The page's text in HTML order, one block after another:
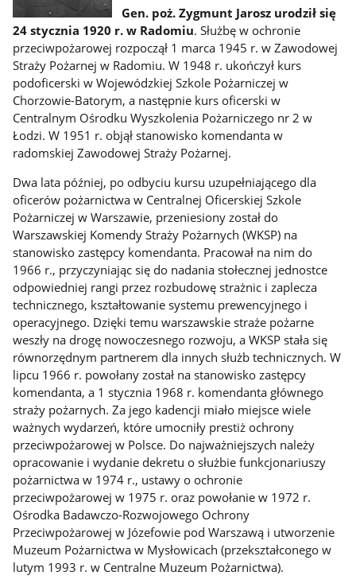
Gen. poż. Zygmunt Jarosz urodził się
24 stycznia 1920 r. w Radomiu. Służbę w ochronie
przeciwpożarowej rozpoczął 1 marca 1945 r. w Zawodowej
Straży Pożarnej w Radomiu. W 1948 r. ukończył kurs
podoficerski w Wojewódzkiej Szkole Pożarniczej w
Chorzowie-Batorym, a następnie kurs oficerski w
Centralnym Ośrodku Wyszkolenia Pożarniczego nr 2 w
Łodzi. W 1951 r. objął stanowisko komendanta w
radomskiej Zawodowej Straży Pożarnej.
Dwa lata później, po odbyciu kursu uzupełniającego dla
oficerów pożarnictwa w Centralnej Oficerskiej Szkole
Pożarniczej w Warszawie, przeniesiony został do
Warszawskiej Komendy Straży Pożarnych (WKSP) na
stanowisko zastępcy komendanta. Pracował na nim do
1966 r., przyczyniając się do nadania stołecznej jednostce
odpowiedniej rangi przez rozbudowę strażnic i zaplecza
technicznego, kształtowanie systemu prewencyjnego i
operacyjnego. Dzięki temu warszawskie straże pożarne
weszły na drogę nowoczesnego rozwoju, a WKSP stała się
równorzędnym partnerem dla innych służb technicznych. W
lipcu 1966 r. powołany został na stanowisko zastępcy
komendanta, a 1 stycznia 1968 r. komendanta głównego
straży pożarnych. Za jego kadencji miało miejsce wiele
ważnych wydarzeń, które umocniły prestiż ochrony
przeciwpożarowej w Polsce. Do najważniejszych należy
opracowanie i wydanie dekretu o służbie funkcjonariuszy
pożarnictwa w 1974 r., ustawy o ochronie
przeciwpożarowej w 1975 r. oraz powołanie w 1972 r.
Ośrodka Badawczo-Rozwojowego Ochrony
Przeciwpożarowej w Józefowie pod Warszawą i utworzenie
Muzeum Pożarnictwa w Mysłowicach (przekształconego w
lutym 1993 r. w Centralne Muzeum Pożarnictwa).